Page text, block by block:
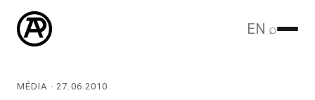
EN ⌕
MÉDIA · 27.06.2010